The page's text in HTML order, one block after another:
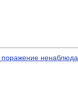
поражение